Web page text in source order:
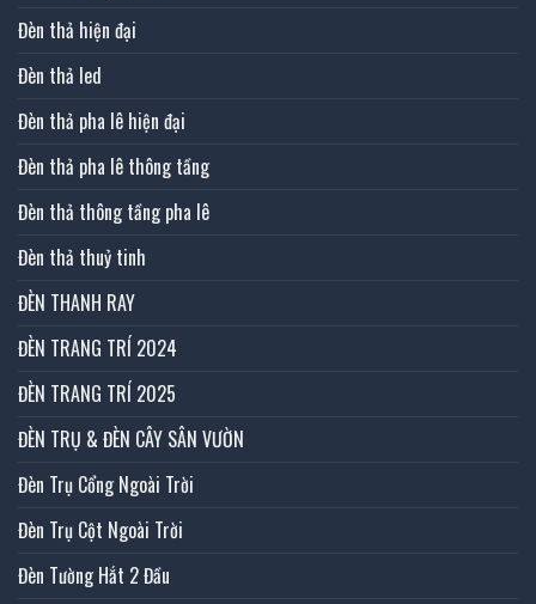
Đèn thả hiện đại
Đèn thả led
Đèn thả pha lê hiện đại
Đèn thả pha lê thông tầng
Đèn thả thông tầng pha lê
Đèn thả thuỷ tinh
ĐÈN THANH RAY
ĐÈN TRANG TRÍ 2024
ĐÈN TRANG TRÍ 2025
ĐÈN TRỤ & ĐÈN CÂY SÂN VƯỜN
Đèn Trụ Cổng Ngoài Trời
Đèn Trụ Cột Ngoài Trời
Đèn Tường Hắt 2 Đầu